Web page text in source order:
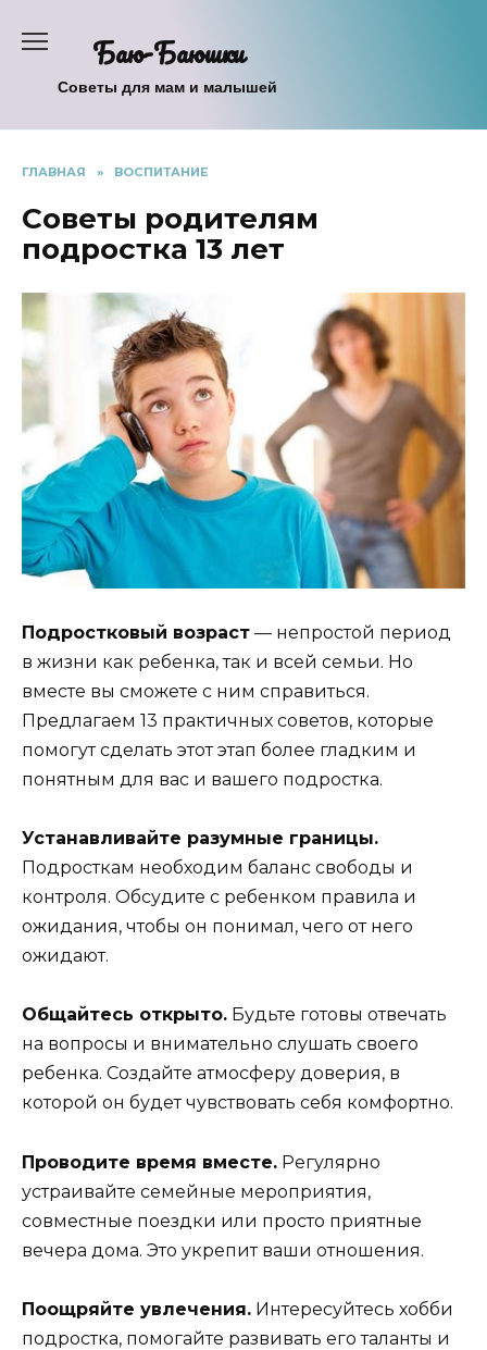
содержаниюБаю-Баюшки
Советы для мам и малышей
ГЛАВНАЯ » ВОСПИТАНИЕ
Советы родителям
подростка 13 лет
Подростковый возраст — непростой период
в жизни как ребенка, так и всей семьи. Но
вместе вы сможете с ним справиться.
Предлагаем 13 практичных советов, которые
помогут сделать этот этап более гладким и
понятным для вас и вашего подростка.
Устанавливайте разумные границы.
Подросткам необходим баланс свободы и
контроля. Обсудите с ребенком правила и
ожидания, чтобы он понимал, чего от него
ожидают.
Общайтесь открыто. Будьте готовы отвечать
на вопросы и внимательно слушать своего
ребенка. Создайте атмосферу доверия, в
которой он будет чувствовать себя комфортно.
Проводите время вместе. Регулярно
устраивайте семейные мероприятия,
совместные поездки или просто приятные
вечера дома. Это укрепит ваши отношения.
Поощряйте увлечения. Интересуйтесь хобби
подростка, помогайте развивать его таланты и